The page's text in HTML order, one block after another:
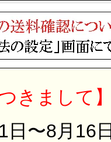
きまして】
日〜8月16